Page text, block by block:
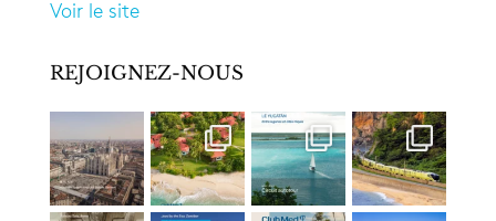
Voir le site
REJOIGNEZ-NOUS